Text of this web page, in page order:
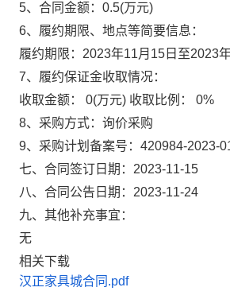
5、合同金额： 0.5(万元)
6、履约期限、地点等简要信息：
履约期限：2023年11月15日至2023
7、履约保证金收取情况：
收取金额：
0(万元) 收取比例：
0%
8、采购方式： 询价采购
9、采购计划备案号： 420984-2023-
七、合同签订日期： 2023-11-15
八、合同公告日期： 2023-11-24
九、其他补充事宜：
无
相关下载
汉正家具城合同.pdf